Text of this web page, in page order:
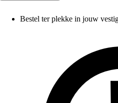
Bestel ter plekke in jouw